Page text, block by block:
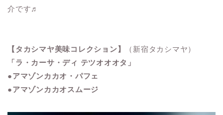
介です♬
【タカシマヤ美味コレクション】
（新宿タカシマヤ）
「ラ・カーサ・ディ テツオオオタ」
●アマゾンカカオ・パフェ
●アマゾンカカオスムージ